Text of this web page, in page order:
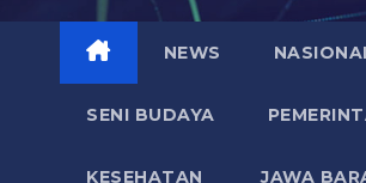
NEWS
SENI BUDAYA
KESEHATAN JAWA